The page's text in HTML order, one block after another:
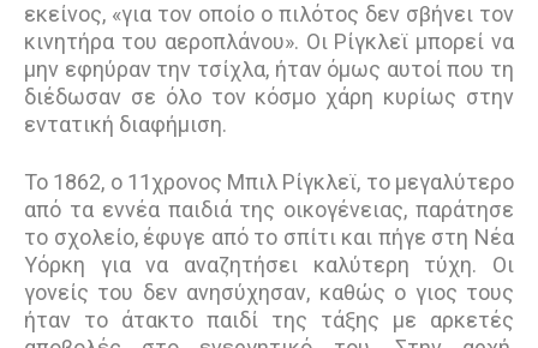
εκείνος, «για τον οποίο ο πιλότος δεν σβήνει τον
κινητήρα του αεροπλάνου». Οι Ρίγκλεϊ µπορεί να
µην εφηύραν την τσίχλα, ήταν όµως αυτοί που τη
διέδωσαν σε όλο τον κόσµο χάρη κυρίως στην
εντατική διαφήµιση.
Το 1862, ο 11χρονος Μπιλ Ρίγκλεϊ, το µεγαλύτερο
από τα εννέα παιδιά της οικογένειας, παράτησε
το σχολείο, έφυγε από το σπίτι και πήγε στη Νέα
Υόρκη για να αναζητήσει καλύτερη τύχη. Οι
γονείς του δεν ανησύχησαν, καθώς ο γιος τους
ήταν το άτακτο παιδί της τάξης µε αρκετές